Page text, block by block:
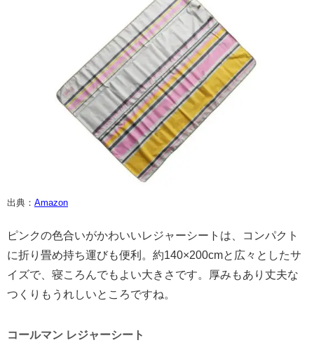
出典： Amazon
ピンクの色合いがかわいいレジャーシートは、コンパクト
に折り畳め持ち運びも便利。約140×200cmと広々としたサ
イズで、寝ころんでもよい大きさです。厚みもあり丈夫な
つくりもうれしいところですね。
コールマン レジャーシート